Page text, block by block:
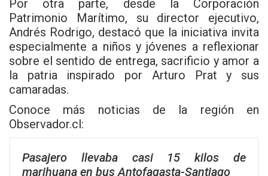
Por otra parte, desde la Corporación
Patrimonio Marítimo, su director ejecutivo,
Andrés Rodrigo, destacó que la iniciativa invita
especialmente a niños y jóvenes a reflexionar
sobre el sentido de entrega, sacrificio y amor a
la patria inspirado por Arturo Prat y sus
camaradas.
Conoce más noticias de la región en
Observador.cl:
Pasajero llevaba casi 15 kilos de
marihuana en bus Antofagasta-Santiago